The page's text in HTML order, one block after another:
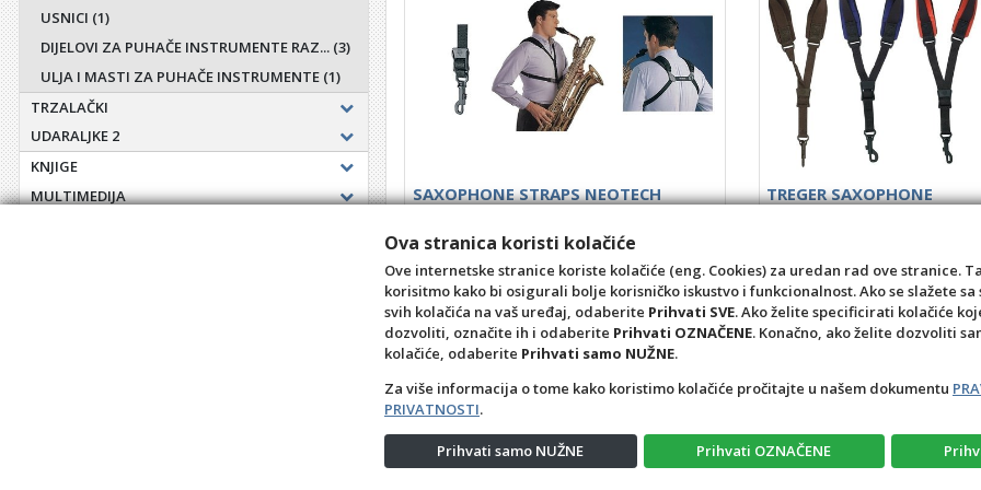
USNICI (1)
DIJELOVI ZA PUHAČE INSTRUMENTE RAZ... (3)
ULJA I MASTI ZA PUHAČE INSTRUMENTE (1)
TRZALAČKI
UDARALJKE 2
KNJIGE
MULTIMEDIJA
SAXOPHONE STRAPS NEOTECH
Šifra: INS20020000002
44,86 €
kom
+10 +1 -1
TREGER SAXOPHONE
Ova stranica koristi kolačiće
Ove internetske stranice koriste kolačiće (eng. Cookies) za uredan rad ove stranice.
korisitmo kako bi osigurali bolje korisničko iskustvo i funkcionalnost. Ako se slažete
svih kolačića na vaš uređaj, odaberite Prihvati SVE. Ako želite specificirati kolačiće
dozvoliti, označite ih i odaberite Prihvati OZNAČENE. Konačno, ako želite dozvoliti
kolačiće, odaberite Prihvati samo NUŽNE.
Za više informacija o tome kako koristimo kolačiće pročitajte u našem dokumentu
PRIVATNOSTI.
Prihvati samo NUŽNE Prihvati OZNAČENE